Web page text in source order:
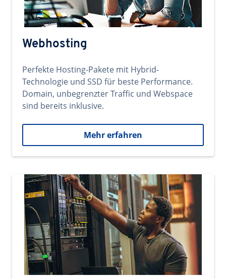
Webhosting
Perfekte Hosting-Pakete mit Hybrid-
Technologie und SSD für beste Performance.
Domain, unbegrenzter Traffic und Webspace
sind bereits inklusive.
Mehr erfahren